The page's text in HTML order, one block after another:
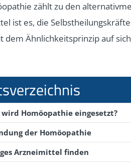
zählt zu den
ist es, die
dem Ähnlichkeitsprinzip auf
wird Homöopathie eingesetzt?
der Homöopathie
Arzneimittel finden